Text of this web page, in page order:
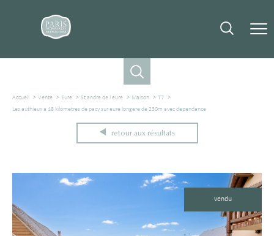
Accueil Vente Eure St andre de l eure Maison T7
Les authieux a 18 kilometres de pacy sur eure longere de 230m avec dependance
retour aux résultats
vendu